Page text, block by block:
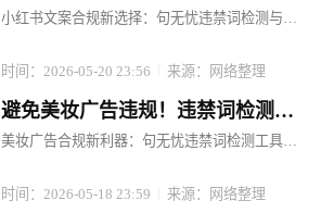
替换，文案不打折
小红书文案合规新选择：句无忧违禁词检测与智
望通过优质内容吸引粉丝、提升转化。然而，违
禁词的存在却像一颗颗隐形的地雷...
时间：2026-05-20 23:56 来源：网络整理
避免美妆广告违规！违禁词检测工
具句无忧强烈推荐
美妆广告合规新利器：句无忧违禁词检测工具，
放已成为品牌推广的重要手段。然而，随着广告
法的日益严格和各平台规则的不断更新，美妆广
时间：2026-05-18 23:59 来源：网络整理